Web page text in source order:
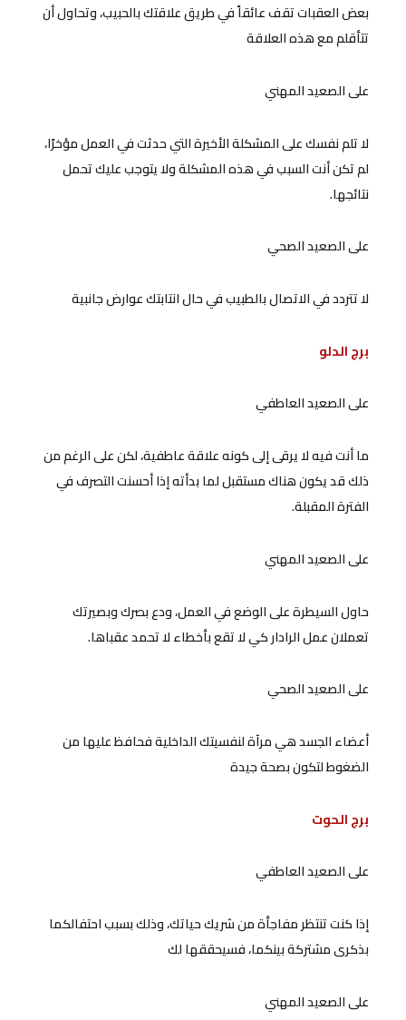
بعض العقبات تقف عائقاً في طريق علاقتك بالحبيب، وتحاول أن
تتأقلم مع هذه العلاقة
على الصعيد المهني
لا تلم نفسك على المشكلة الأخيرة التي حدثت في العمل مؤخرًا،
لم تكن أنت السبب في هذه المشكلة ولا يتوجب عليك تحمل
نتائجها.
على الصعيد الصحي
لا تتردد في الاتصال بالطبيب في حال انتابتك عوارض جانبية
برج الدلو
على الصعيد العاطفي
ما أنت فيه لا يرقى إلى كونه علاقة عاطفية، لكن على الرغم من
ذلك قد يكون هناك مستقبل لما بدأته إذا أحسنت التصرف في
الفترة المقبلة.
على الصعيد المهني
حاول السيطرة على الوضع في العمل، ودع بصرك وبصيرتك
تعملان عمل الرادار كي لا تقع بأخطاء لا تحمد عقباها.
على الصعيد الصحي
أعضاء الجسد هي مرآة لنفسيتك الداخلية فحافظ عليها من
الضغوط لتكون بصحة جيدة
برج الحوت
على الصعيد العاطفي
إذا كنت تنتظر مفاجأة من شريك حياتك، وذلك بسبب احتفالكما
بذكرى مشتركة بينكما، فسيحققها لك
على الصعيد المهني